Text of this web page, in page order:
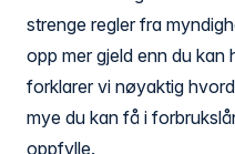
strenge regler fra
opp mer gjeld enn du kan
forklarer vi nøyaktig
mye du kan få i
oppfylle.